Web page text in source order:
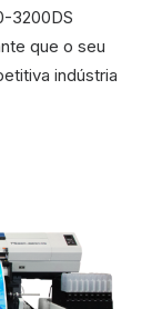
3200DS
que o seu
indústria